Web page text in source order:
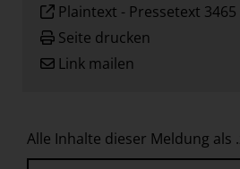
Plaintext - Pressetext
Seite drucken
Link mailen
Alle Inhalte dieser Meldung als